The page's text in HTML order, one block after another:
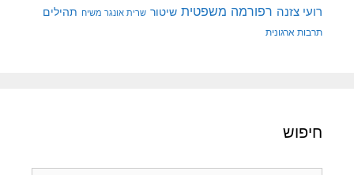
רועי צזנה רפורמה משפטית שיטור שרית אונגר משיח תהילים
תרבות ארגונית
חיפוש